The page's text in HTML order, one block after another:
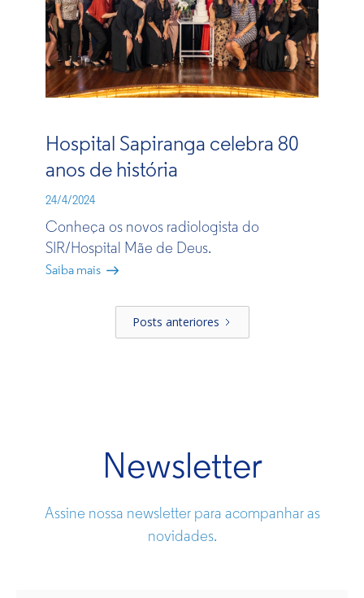
Hospital Sapiranga celebra 80
anos de história
24/4/2024
Conheça os novos radiologista do
SIR/Hospital Mãe de Deus.
Saiba mais
Posts anteriores
Newsletter
Assine nossa newsletter para acompanhar as
novidades.